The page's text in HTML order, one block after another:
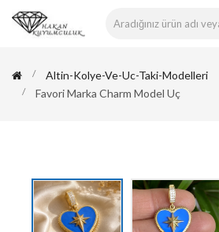
Altin-Kolye-Ve-Uc-Taki-Modelleri
Favori Marka Charm Model Uç